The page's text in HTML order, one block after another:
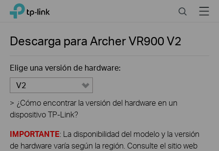
Click
navigation
TP-Link, Reliably Smart SearchMenu
Descarga paraArcher VR900V2
Elige una versión de hardware:
V2
> ¿Cómo encontrar la versión del hardware en un
dispositivo TP-Link?
IMPORTANTE: La disponibilidad del modelo y la versión
de hardware varía según la región. Consulte el sitio web